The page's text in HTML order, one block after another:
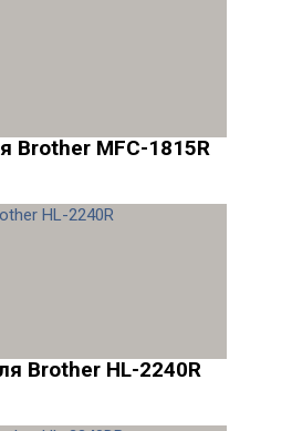
Brother MFC-1815R
Brother HL-2240R